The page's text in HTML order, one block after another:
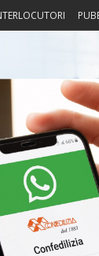
alla casa
si pone in
ha diritto